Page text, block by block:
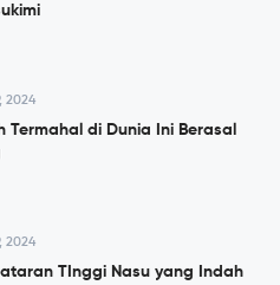
2024
Termahal di Dunia Ini Berasal
2024
TInggi Nasu yang Indah